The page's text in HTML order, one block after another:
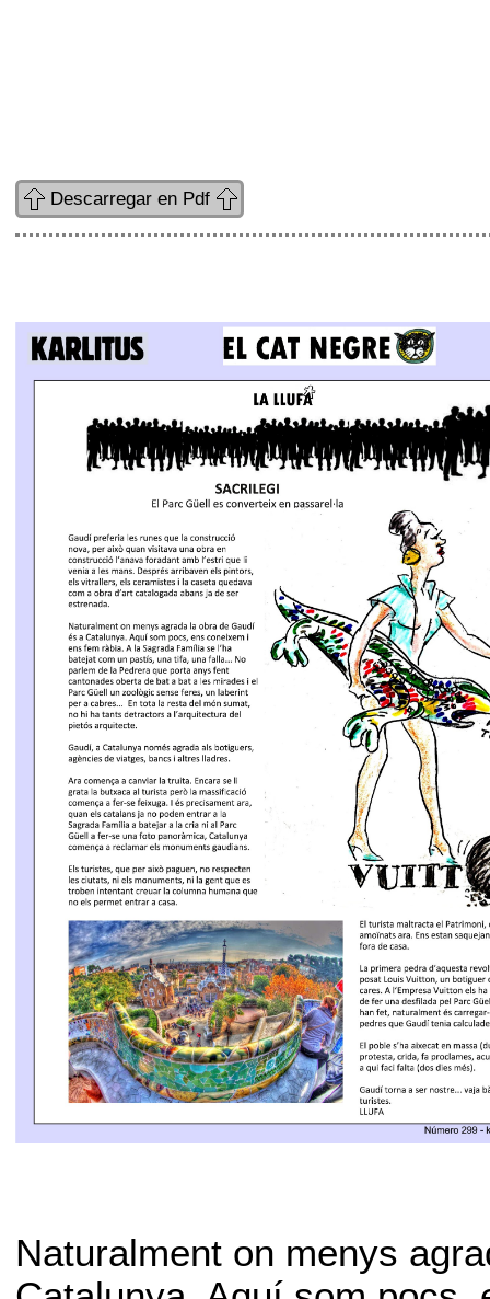
Descarregar en Pdf
Naturalment on menys